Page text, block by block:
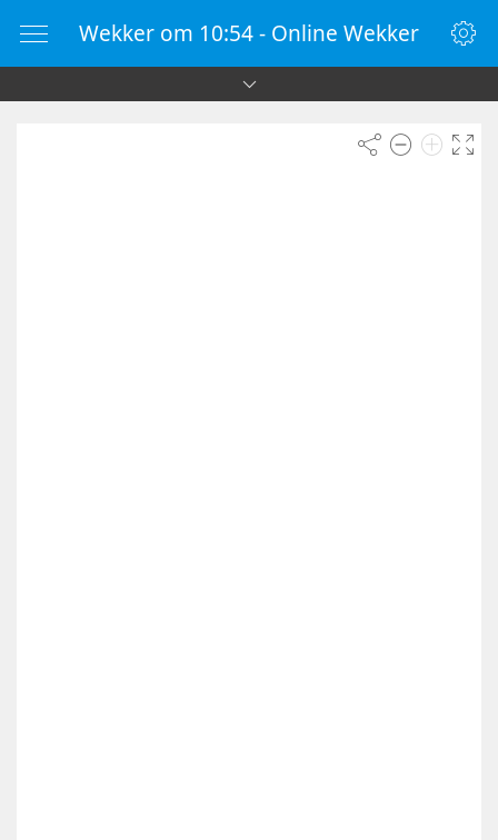
Wekker om 10:54 - Online Wekker